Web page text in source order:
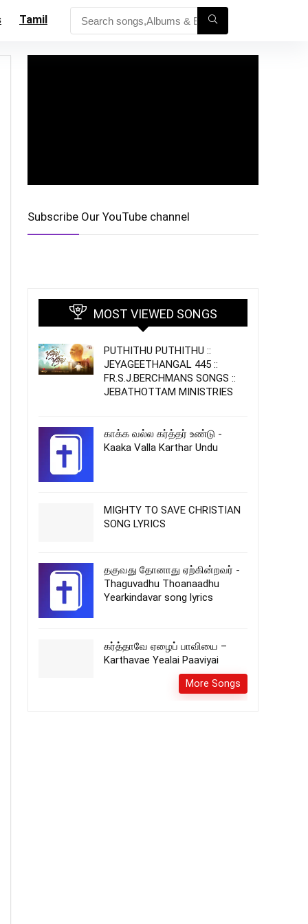
Tamil
Subscribe Our YouTube channel
MOST VIEWED SONGS
PUTHITHU PUTHITHU ::
JEYAGEETHANGAL 445 ::
FR.S.J.BERCHMANS SONGS ::
JEBATHOTTAM MINISTRIES
காக்க வல்ல கர்த்தர் உண்டு -
Kaaka Valla Karthar Undu
MIGHTY TO SAVE CHRISTIAN
SONG LYRICS
தகுவது தோனாது ஏற்கின்றவர் -
Thaguvadhu Thoanaadhu
Yearkindavar song lyrics
கர்த்தாவே ஏழைப் பாவியை –
Karthavae Yealai Paaviyai
More Songs